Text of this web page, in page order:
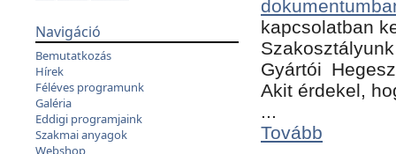
Navigáció
Bemutatkozás
Hírek
Féléves programunk
Galéria
Eddigi programjaink
Szakmai anyagok
Webshop
kapcsolatban
Gyártói
Akit érdekel,
...
Tovább